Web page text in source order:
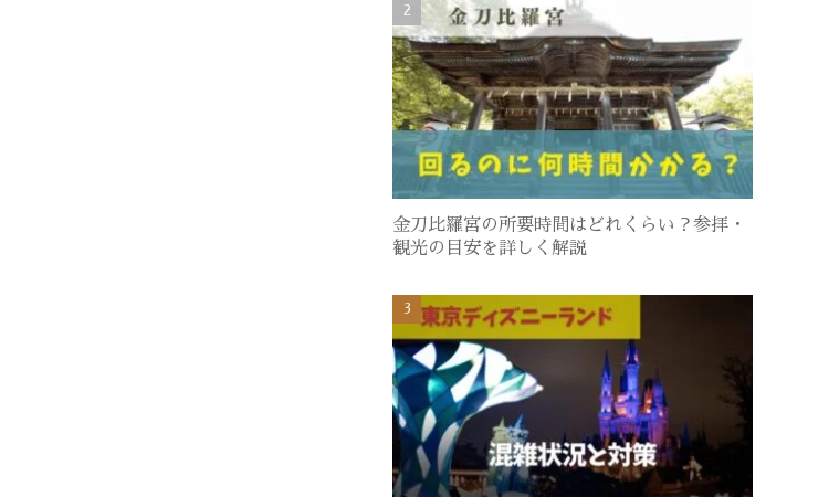
金刀比羅宮の所要時間はどれくらい？参拝・
観光の目安を詳しく解説